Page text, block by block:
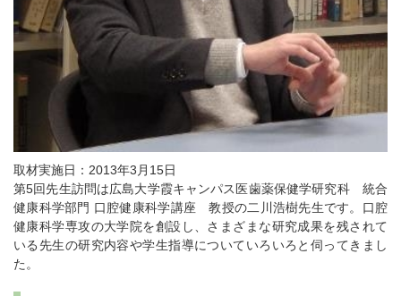
取材実施日：2013年3月15日
第5回先生訪問は広島大学霞キャンパス医歯薬保健学研究科 統合
健康科学部門 口腔健康科学講座 教授の二川浩樹先生です。口腔
健康科学専攻の大学院を創設し、さまざまな研究成果を残されて
いる先生の研究内容や学生指導についていろいろと伺ってきまし
た。